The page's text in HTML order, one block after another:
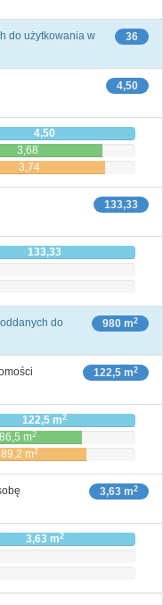
36
do użytkowania w
4,50
4,50
3,68
3,74
133,33
133,33
980 m2
do
122,5 m2
122,5 m2
86,5 m2
89,2 m2
3,63 m2
3,63 m2